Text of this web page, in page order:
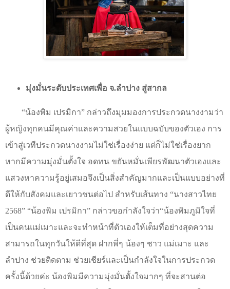
มุ่งมั่นระดับประเทศเพื่อ จ.ลำปาง สู่สากล
“น้องพิม เปรมิกา” กล่าวถึงมุมมองการประกวดนางงามว่า
ผู้หญิงทุกคนมีคุณค่าและความสวยในแบบฉบับของตัวเอง การ
เข้าสู่เวทีประกวดนางงามไม่ใช่เรื่องง่าย แต่ก็ไม่ใช่เรื่องยาก
หากมีความมุ่งมั่นตั้งใจ อดทน ขยันหมั่นเพียรพัฒนาตัวเองและ
แสวงหาความรู้อยู่เสมอจึงเป็นสิ่งสำคัญมากและเป็นแบบอย่างที่
ดีให้กับสังคมและเยาวชนต่อไป สำหรับเส้นทาง “นางสาวไทย
2568” “น้องพิม เปรมิกา” กล่าวขอกำลังใจว่า“น้องพิมภูมิใจที่
เป็นคนแม่เมาะและจะทำหน้าที่ตัวเองให้เต็มที่อย่างสุดความ
สามารถในทุกวันให้ดีที่สุด ฝากพี่ๆ น้องๆ ชาว แม่เมาะ และ
ลำปาง ช่วยติดตาม ช่วยเชียร์และเป็นกำลังใจในการประกวด
ครั้งนี้ด้วยค่ะ น้องพิมมีความมุ่งมั่นตั้งใจมากๆ ที่จะสานต่อ